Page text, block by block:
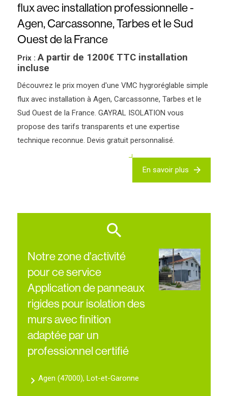
flux avec installation professionnelle -
Agen, Carcassonne, Tarbes et le Sud
Ouest de la France
Prix :A partir de 1200€ TTC installation
incluse
Découvrez le prix moyen d'une VMC hygroréglable simple
flux avec installation à Agen, Carcassonne, Tarbes et le
Sud Ouest de la France. GAYRAL ISOLATION vous
propose des tarifs transparents et une expertise
technique reconnue. Devis gratuit personnalisé.
En savoir plus
Notre zone d'activité
pour ce service
Application de panneaux
rigides pour isolation des
murs avec finition
adaptée par un
professionnel certifié
Agen (47000), Lot-et-Garonne